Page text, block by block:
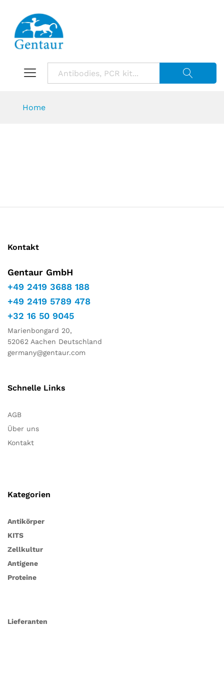
Home
Kontakt
Gentaur GmbH
+49 2419 3688 188
+49 2419 5789 478
+32 16 50 9045
Marienbongard 20,
52062 Aachen Deutschland
germany@gentaur.com
Schnelle Links
AGB
Über uns
Kontakt
Kategorien
Antikörper
KITS
Zellkultur
Antigene
Proteine
Lieferanten